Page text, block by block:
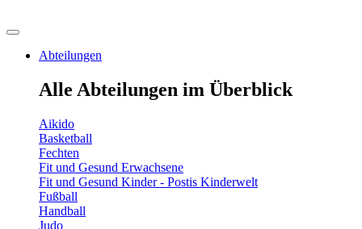
Abteilungen
Alle Abteilungen im Überblick
Aikido
Basketball
Fechten
Fit und Gesund Erwachsene
Fit und Gesund Kinder - Postis Kinderwelt
Fußball
Handball
Judo